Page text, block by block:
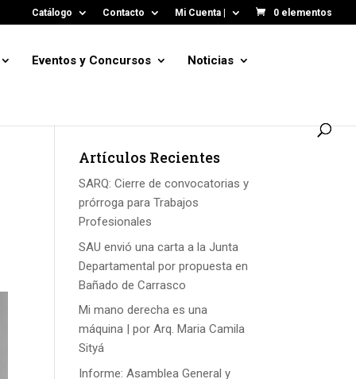
Catálogo Contacto Mi Cuenta | 0 elementos
Eventos y Concursos Noticias
Artículos Recientes
SARQ: Cierre de convocatorias y
prórroga para Trabajos
Profesionales
SAU envió una carta a la Junta
Departamental por propuesta en
Bañado de Carrasco
Mi mano derecha es una
máquina | por Arq. Maria Camila
Sityá
Informe: Asamblea General y